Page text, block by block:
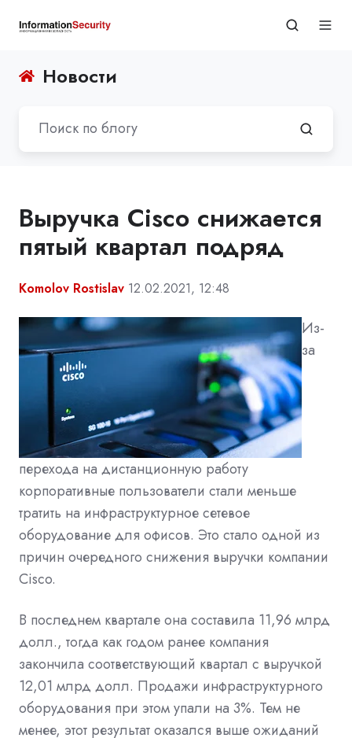
Новости
Выручка Cisco снижается
пятый квартал подряд
Komolov Rostislav 12.02.2021, 12:48
Из-
за
перехода на дистанционную работу
корпоративные пользователи стали меньше
тратить на инфраструктурное сетевое
оборудование для офисов. Это стало одной из
причин очередного снижения выручки компании
Cisco.
В последнем квартале она составила 11,96 млрд
долл., тогда как годом ранее компания
закончила соответствующий квартал с выручкой
12,01 млрд долл. Продажи инфраструктурного
оборудования при этом упали на 3%. Тем не
менее, этот результат оказался выше ожиданий